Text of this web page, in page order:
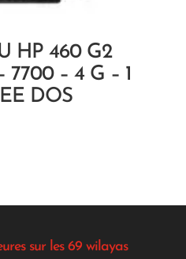
HP 460 G2
7700 – 4 G – 1
DOS
sur les 69 wilayas